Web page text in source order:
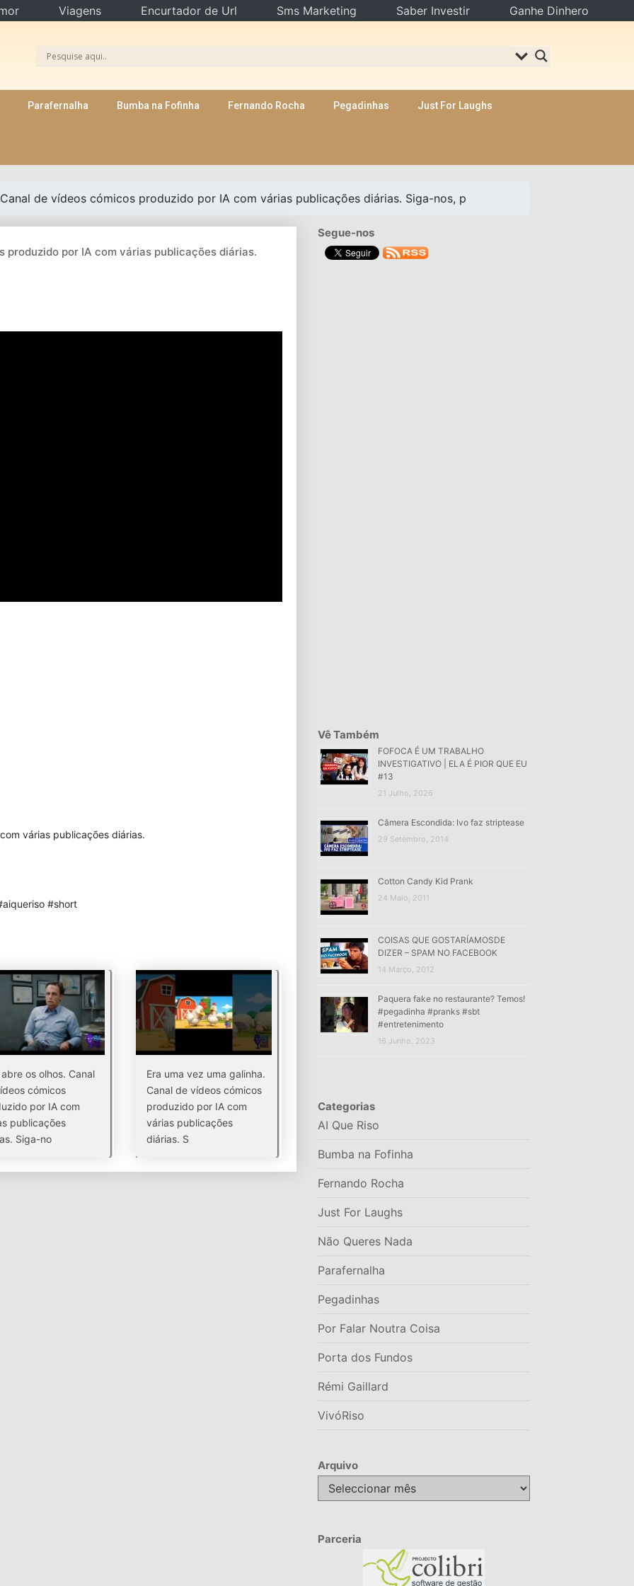
Parafernalha Bumba na Fofinha Fernando Rocha Pegadinhas Just For Laughs
de vídeos cómicos produzido por IA com várias publicações diárias. Siga-nos, p
produzido por IA com várias publicações diárias.
várias publicações diárias.
#short
os olhos. Canal
cómicos
por IA com
publicações
Siga-no
Era uma vez uma galinha.
Canal de vídeos cómicos
produzido por IA com
várias publicações
diárias. S
Segue-nos
Vê Também
FOFOCA É UM TRABALHO
INVESTIGATIVO | ELA É PIOR QUE EU
#13
21 Julho, 2026
Câmera Escondida: Ivo faz striptease
29 Setembro, 2014
Cotton Candy Kid Prank
24 Maio, 2011
COISAS QUE GOSTARÍAMOSDE
DIZER – SPAM NO FACEBOOK
14 Março, 2012
Paquera fake no restaurante? Temos!
#pegadinha #pranks #sbt
#entretenimento
16 Junho, 2023
Categorias
AI Que Riso
Bumba na Fofinha
Fernando Rocha
Just For Laughs
Não Queres Nada
Parafernalha
Pegadinhas
Por Falar Noutra Coisa
Porta dos Fundos
Rémi Gaillard
VivóRiso
Arquivo
Arquivo
Parceria
Viagens Encurtador de Url Sms Marketing Saber Investir Ganhe Dinhero